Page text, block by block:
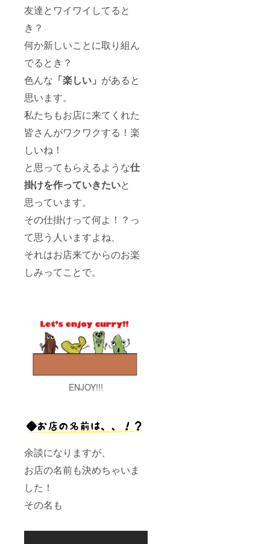
友達とワイワイしてると
き？
何か新しいことに取り組ん
でるとき？
色んな 「楽しい」 があると
思います。
私たちもお店に来てくれた
皆さんがワクワクする！楽
しいね！
と思ってもらえるような仕
掛けを作っていきたいと
思っています。
その仕掛けって何よ！？っ
て思う人いますよね、
それはお店来てからのお楽
しみってことで。
ENJOY!!!
余談になりますが、
お店の名前も決めちゃいま
した！
その名も